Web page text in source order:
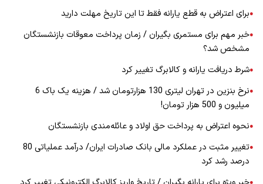
●برای اعتراض به قطع یارانه فقط تا این تاریخ مهلت دارید
●خبر مهم برای مستمری بگیران / زمان پرداخت معوقات بازنشستگان
مشخص شد؟
●شرط دریافت یارانه و کالابرگ تغییر کرد
●
نرخ بنزین در تهران لیتری 130 هزارتومان شد / هزینه یک باک 6
میلیون و 500 هزار تومان!
●نحوه اعتراض به پرداخت حق اولاد و عائله‌مندی بازنشستگان
●
تغییر مثبت در عملکرد مالی بانک صادرات ایران/ درآمد عملیاتی 80
درصد رشد کرد